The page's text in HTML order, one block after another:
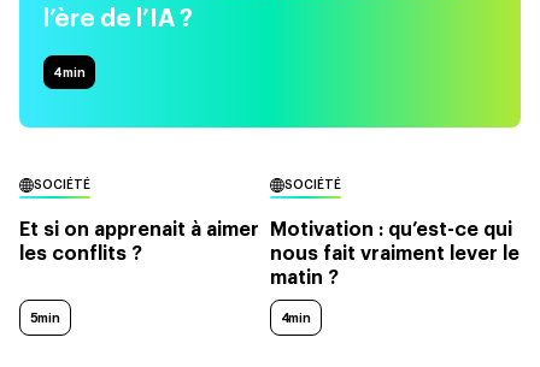
l’ère de l’IA ?
4min
SOCIÉTÉ
Et si on apprenait à aimer
les conflits ?
5min
SOCIÉTÉ
Motivation : qu’est-ce qui
nous fait vraiment lever le
matin ?
4min